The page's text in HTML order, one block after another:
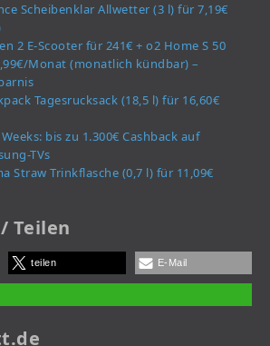
Scheibenklar Allwetter (3 l) für 7,19€
2 E-Scooter für 241€ + o2 Home S 50
Monat (monatlich kündbar) –
Tagesrucksack (18,5 l) für 16,60€
bis zu 1.300€ Cashback auf
TVs
Straw Trinkflasche (0,7 l) für 11,09€
Teilen
teilen E-Mail